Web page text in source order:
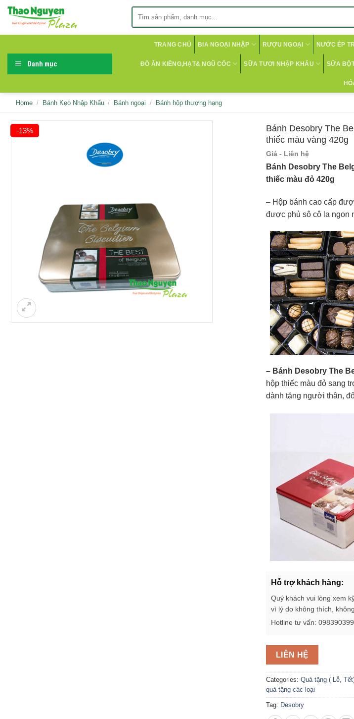
Skip
Danh mục
TRANG CHỦ BIA NGOẠI NHẬP RƯỢU NGOẠI NƯỚC ÉP
ĐỒ ĂN KIÊNG,HẠT& NGŨ CỐC SỮA TƯƠI NHẬP KHẨU SỮA
Home / Bánh Kẹo Nhập Khẩu / Bánh ngoại / Bánh hộp thượng hạng
-13%
Bánh Desobry The
thiếc màu vàng 420g
Giá - Liên hệ
Bánh Desobry The
thiếc màu đỏ 420g
– Hộp bánh cao cấp
được phủ sô cô la ngon
– Bánh Desobry The
hộp thiếc màu đỏ sang
dành tặng người thân,
Hỗ trợ khách hàng:
Quý khách vui lòng xem
vì lý do không thích,
Hotline tư vấn:
LIÊN HỆ
Categories: Quà tặng ( Lễ,
quà tặng các loại
Tag: Desobry